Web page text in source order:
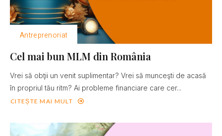
Antreprenoriat
Cel mai bun MLM din România
Vrei să obţii un venit suplimentar? Vrei să munceşti de acasă
în propriul tău ritm? Ai probleme financiare care cer...
CITEȘTE MAI MULT